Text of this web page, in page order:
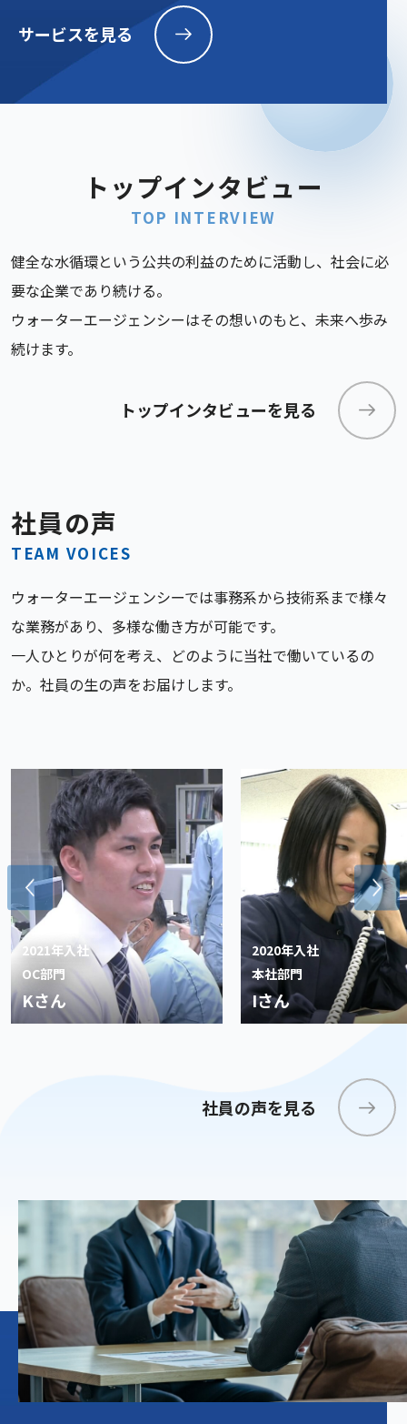
サービスを見る
トップインタビュー
TOP INTERVIEW
健全な水循環という公共の利益のために活動し、社会に必
要な企業であり続ける。
ウォーターエージェンシーはその想いのもと、未来へ歩み
続けます。
トップインタビューを見る
社員の声
TEAM VOICES
ウォーターエージェンシーでは事務系から技術系まで様々
な業務があり、多様な働き方が可能です。
一人ひとりが何を考え、どのように当社で働いているの
か。社員の生の声をお届けします。
2021年入社
OC部門
Kさん
2020年入社
本社部門
Iさん
社員の声を見る